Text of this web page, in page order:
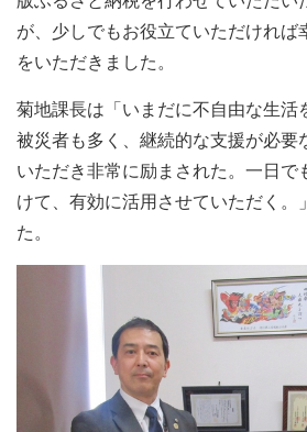
が、少しでもお役立ていただければ
をいただきました。
菊地課長は「いまだに不自由な生活
被災者も多く、継続的な支援が必要
いただき非常に励まされた。一日で
けて、有効に活用させていただく。
た。